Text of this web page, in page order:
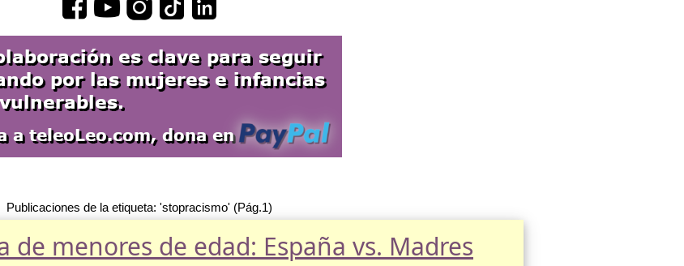
Publicaciones de la etiqueta: 'stopracismo' (Pág.1)
menores de edad: España vs. Madres